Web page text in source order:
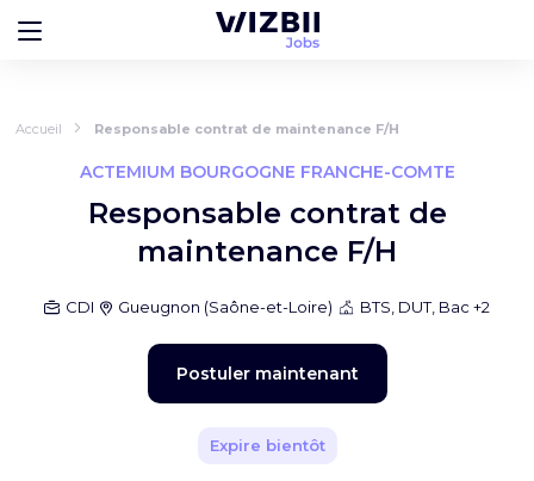
Accueil Responsable contrat de maintenance F/H
ACTEMIUM BOURGOGNE FRANCHE-COMTE
Responsable contrat de
maintenance F/H
CDI Gueugnon (Saône-et-Loire) BTS, DUT, Bac +2
Postuler maintenant
Expire bientôt